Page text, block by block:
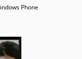
Phone